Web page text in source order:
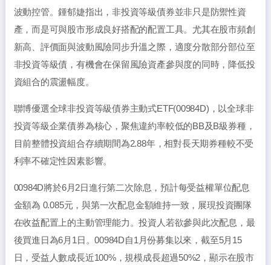
波動控管。鍾郁婕指出，非投資等級債券並非只是防禦性資
產，而是可與股市形成良好搭配的配置工具。尤其在股市頻創
新高、評價面與波動風險同步升溫之際，適度分散部分部位至
非投資等級債，有機會在保留風險資產參與度的同時，降低投
資組合的震盪幅度。
聯博優選全球非投資等級債券主動式ETF(00984D)，以全球非
投資等級企業債券為核心，聚焦違約率較低的BB及B級券種，
目前整體投資組合存續期間為2.88年，相對長天期券種較不受
利率不確定性因素影響。
00984D將於6月2日進行第二次除息，預計每受益權單位配息
金額為 0.085元，與第一次配息金額維持一致，展現投資團隊
在收益配置上的主動管理能力。投資人若欲參與此次配息，最
後買進日為6月1日。00984D自1月份募集以來，截至5月15
日，受益人數成長近100%，規模成長超過50%2，顯示在股市